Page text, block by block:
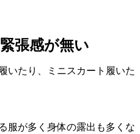
張感が無い
いたり、ミニスカート履いた
服が多く身体の露出も多くな